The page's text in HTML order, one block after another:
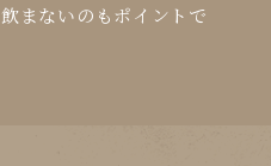
まないのもポイントで